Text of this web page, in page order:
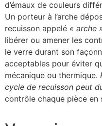
d’émaux de couleurs
Un porteur à l’arche
recuisson appelé « arche
libérer ou amener les
le verre durant son
acceptables pour éviter
mécanique ou thermique.
cycle de recuisson peut
contrôle chaque pièce en